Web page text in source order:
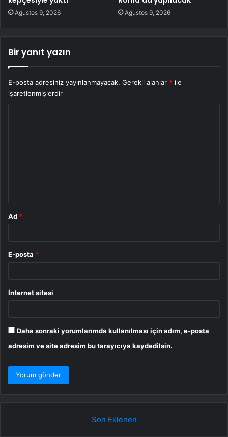
Ağustos 9, 2026 Ağustos 9, 2026
Bir yanıt yazın
E-posta adresiniz yayınlanmayacak. Gerekli alanlar * ile
işaretlenmişlerdir
Ad *
E-posta *
İnternet sitesi
Daha sonraki yorumlarımda kullanılması için adım, e-posta
adresim ve site adresim bu tarayıcıya kaydedilsin.
Son Eklenen